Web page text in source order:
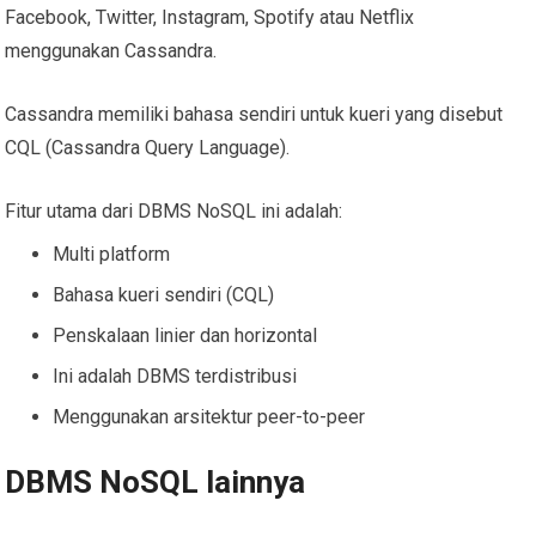
Facebook, Twitter, Instagram, Spotify atau Netflix
menggunakan Cassandra.
Cassandra memiliki bahasa sendiri untuk kueri yang disebut
CQL (Cassandra Query Language).
Fitur utama dari DBMS NoSQL ini adalah:
Multi platform
Bahasa kueri sendiri (CQL)
Penskalaan linier dan horizontal
Ini adalah DBMS terdistribusi
Menggunakan arsitektur peer-to-peer
DBMS NoSQL lainnya